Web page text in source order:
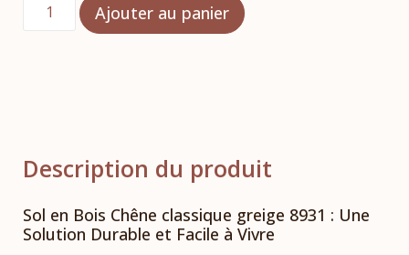
Ajouter au panier
Description du produit
Sol en Bois Chêne classique greige 8931 : Une
Solution Durable et Facile à Vivre